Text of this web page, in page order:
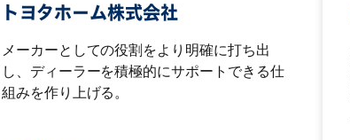
トヨタホーム株式会社
メーカーとしての役割をより明確に打ち出
し、ディーラーを積極的にサポートできる仕
組みを作り上げる。